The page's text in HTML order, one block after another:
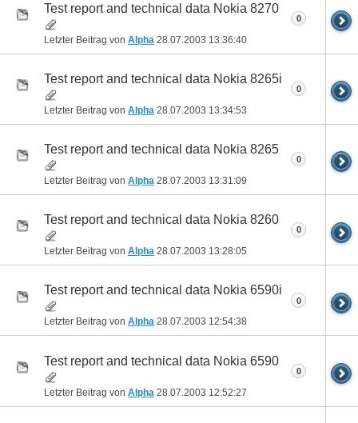
Test report and technical data Nokia 8270
Letzter Beitrag von Alpha 28.07.2003 13:36:40
0
Test report and technical data Nokia 8265i
Letzter Beitrag von Alpha 28.07.2003 13:34:53
0
Test report and technical data Nokia 8265
Letzter Beitrag von Alpha 28.07.2003 13:31:09
0
Test report and technical data Nokia 8260
Letzter Beitrag von Alpha 28.07.2003 13:28:05
0
Test report and technical data Nokia 6590i
Letzter Beitrag von Alpha 28.07.2003 12:54:38
0
Test report and technical data Nokia 6590
Letzter Beitrag von Alpha 28.07.2003 12:52:27
0